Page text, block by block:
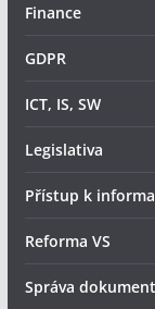
Finance
GDPR
ICT, IS, SW
Legislativa
Přístup k
Reforma VS
Správa